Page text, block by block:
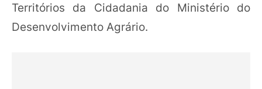
Territórios da Cidadania do Ministério do
Desenvolvimento Agrário.